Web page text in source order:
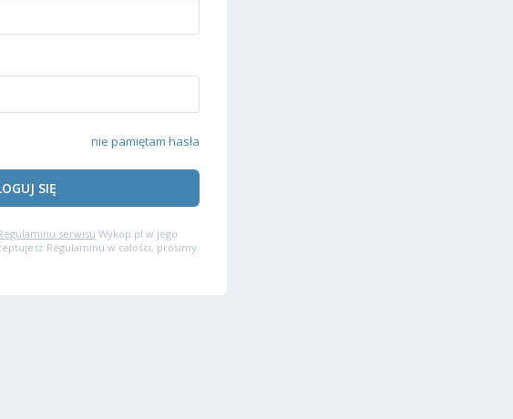
nie pamiętam hasła
SIĘ
serwisu Wykop.pl w jego
Regulaminu w całości, prosimy